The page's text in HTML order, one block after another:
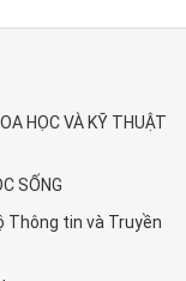
HỌC VÀ KỸ THUẬT
SỐNG
Thông tin và Truyền